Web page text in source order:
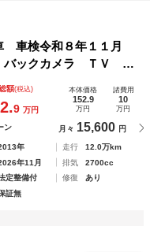
車検令和８年１１月
バックカメラ ＴＶ フ
アルミホイール ＥＴ
額(税込)
9 万円
本体価格
152.9
万円
諸費用
10
万円
ン 月々 15,600 円
年 走行
12.0万km
年11月 排気
2700cc
定整備付 修復
あり
証無